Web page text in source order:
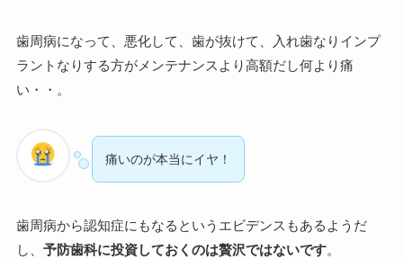
歯周病になって、悪化して、歯が抜けて、入れ歯なりインプ
ラントなりする方がメンテナンスより高額だし何より痛
い・・。
痛いのが本当にイヤ！
歯周病から認知症にもなるというエビデンスもあるようだ
し、 予防歯科に投資しておくのは贅沢ではないです。